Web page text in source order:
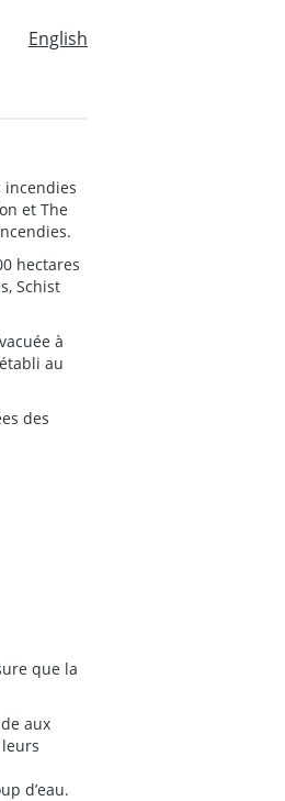
English
incendies
et The
hectares
Schist
à
au
des
que la
aux
d’eau.